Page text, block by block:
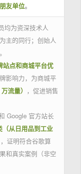
友单位。
均为资深技术人
主的同行；创始人
站点和商城平台优
影响力，为商城平
流量） ，促进销售
Google 官方站长
从日用品到工业
证明符合谷歌算
和真实案例（非空